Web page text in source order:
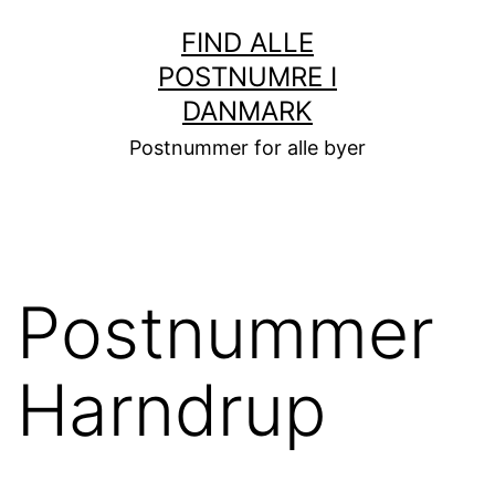
FIND ALLE
POSTNUMRE I
DANMARK
Postnummer for alle byer
Postnummer
Harndrup